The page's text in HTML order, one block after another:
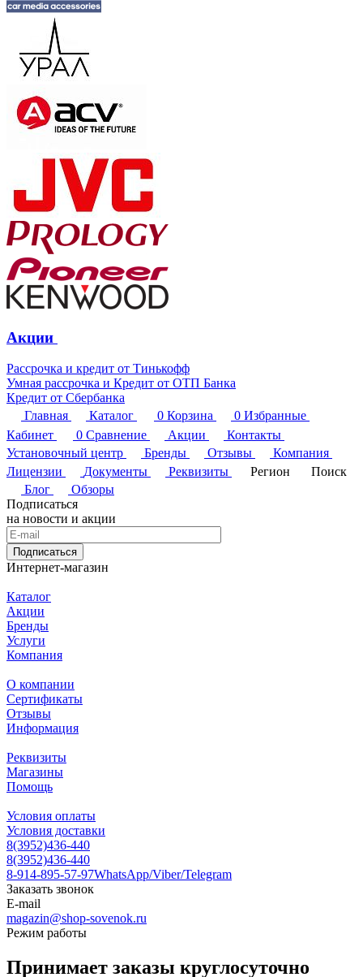
Акции
Рассрочка и кредит от Тинькофф
Умная рассрочка и Кредит от ОТП Банка
Кредит от Сбербанка
Главная
Каталог 0 Корзина 0 Избранные
Кабинет
0 Сравнение Акции
Контакты
Установочный центр
Бренды Отзывы
Компания
Лицензии
Документы Реквизиты Регион
Поиск
Блог
Обзоры
Подписаться
на новости и акции
Подписаться
Интернет-магазин
Каталог
Акции
Бренды
Услуги
Компания
О компании
Сертификаты
Отзывы
Информация
Реквизиты
Магазины
Помощь
Условия оплаты
Условия доставки
8(3952)436-440
8(3952)436-440
8-914-895-57-97WhatsApp/Viber/Telegram
Заказать звонок
E-mail
magazin@shop-sovenok.ru
Режим работы
Принимает заказы круглосуточно